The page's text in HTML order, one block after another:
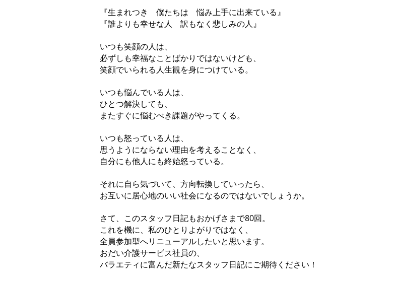
『生まれつき 僕たちは 悩み上手に出来ている』
『誰よりも幸せな人 訳もなく悲しみの人』
いつも笑顔の人は、
必ずしも幸福なことばかりではないけども、
笑顔でいられる人生観を身につけている。
いつも悩んでいる人は、
ひとつ解決しても、
またすぐに悩むべき課題がやってくる。
いつも怒っている人は、
思うようにならない理由を考えることなく、
自分にも他人にも終始怒っている。
それに自ら気づいて、方向転換していったら、
お互いに居心地のいい社会になるのではないでしょうか。
さて、このスタッフ日記もおかげさまで80回。
これを機に、私のひとりよがりではなく、
全員参加型へリニューアルしたいと思います。
おだい介護サービス社員の、
バラエティに富んだ新たなスタッフ日記にご期待ください！